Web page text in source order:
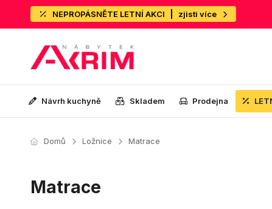
NEPROPÁSNĚTE LETNÍ AKCI zjisti více
Návrh kuchyně Skladem Prodejna
Domů Ložnice Matrace
Matrace